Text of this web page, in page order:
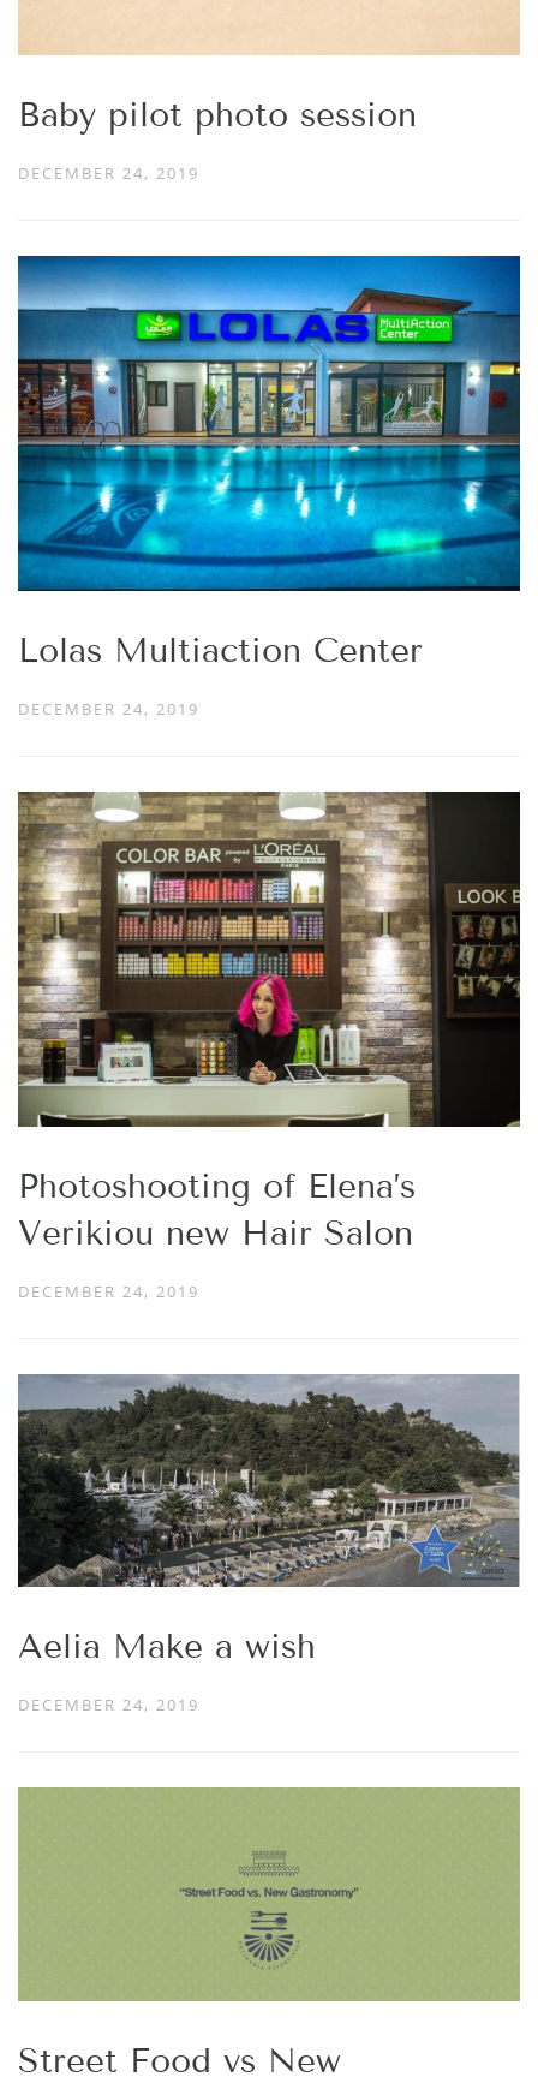
Baby pilot photo session
DECEMBER 24, 2019
Lolas Multiaction Center
DECEMBER 24, 2019
Photoshooting of Elena’s
Verikiou new Hair Salon
DECEMBER 24, 2019
Aelia Make a wish
DECEMBER 24, 2019
Street Food vs New